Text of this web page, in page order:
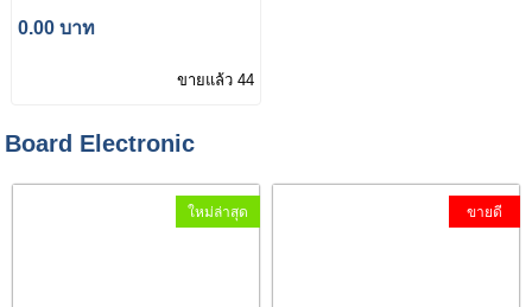
0.00 บาท
ขายแล้ว 44
Board Electronic
ใหม่ล่าสุด ขายดี